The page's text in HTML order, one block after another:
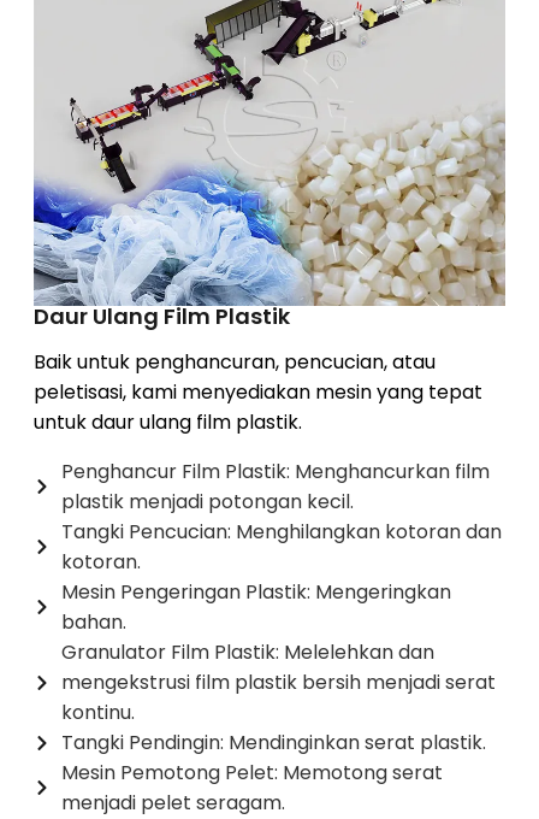
Daur Ulang Film Plastik
Baik untuk penghancuran, pencucian, atau
peletisasi, kami menyediakan mesin yang tepat
untuk daur ulang film plastik.
Penghancur Film Plastik: Menghancurkan film
plastik menjadi potongan kecil.
Tangki Pencucian: Menghilangkan kotoran dan
kotoran.
Mesin Pengeringan Plastik: Mengeringkan
bahan.
Granulator Film Plastik: Melelehkan dan
mengekstrusi film plastik bersih menjadi serat
kontinu.
Tangki Pendingin: Mendinginkan serat plastik.
Mesin Pemotong Pelet: Memotong serat
menjadi pelet seragam.